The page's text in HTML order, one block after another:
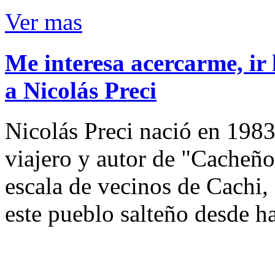
Ver mas
Me interesa acercarme,
a Nicolás Preci
Nicolás Preci nació en
viajero y autor de
escala de vecinos de
este pueblo salteño desde